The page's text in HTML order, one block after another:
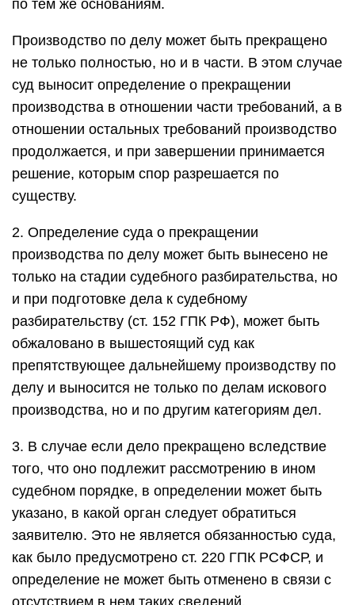
по тем же основаниям.
Производство по делу может быть прекращено
не только полностью, но и в части. В этом случае
суд выносит определение о прекращении
производства в отношении части требований, а в
отношении остальных требований производство
продолжается, и при завершении принимается
решение, которым спор разрешается по
существу.
2. Определение суда о прекращении
производства по делу может быть вынесено не
только на стадии судебного разбирательства, но
и при подготовке дела к судебному
разбирательству (ст. 152 ГПК РФ), может быть
обжаловано в вышестоящий суд как
препятствующее дальнейшему производству по
делу и выносится не только по делам искового
производства, но и по другим категориям дел.
3. В случае если дело прекращено вследствие
того, что оно подлежит рассмотрению в ином
судебном порядке, в определении может быть
указано, в какой орган следует обратиться
заявителю. Это не является обязанностью суда,
как было предусмотрено ст. 220 ГПК РСФСР, и
определение не может быть отменено в связи с
отсутствием в нем таких сведений.